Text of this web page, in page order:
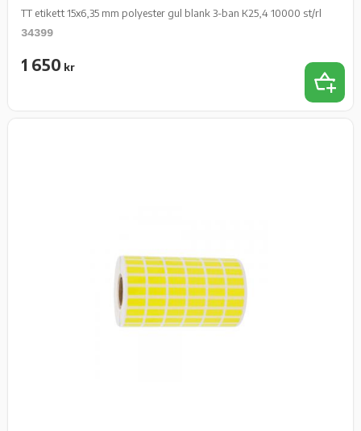
TT etikett 15x6,35 mm polyester gul blank 3-ban K25,4 10000 st/rl
34399
1 650 kr
Add